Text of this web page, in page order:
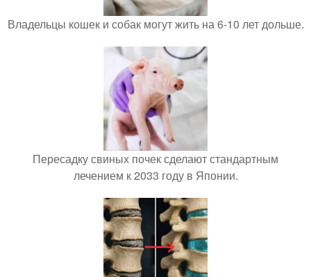
Владельцы кошек и собак могут жить на 6-10 лет дольше.
Пересадку свиных почек сделают стандартным
лечением к 2033 году в Японии.